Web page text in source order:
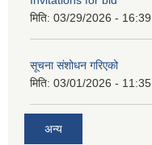
मिति: 03/29/2026 - 16:39
सूचना संशोधन गरिएको
मिति: 03/01/2026 - 11:35
अन्य